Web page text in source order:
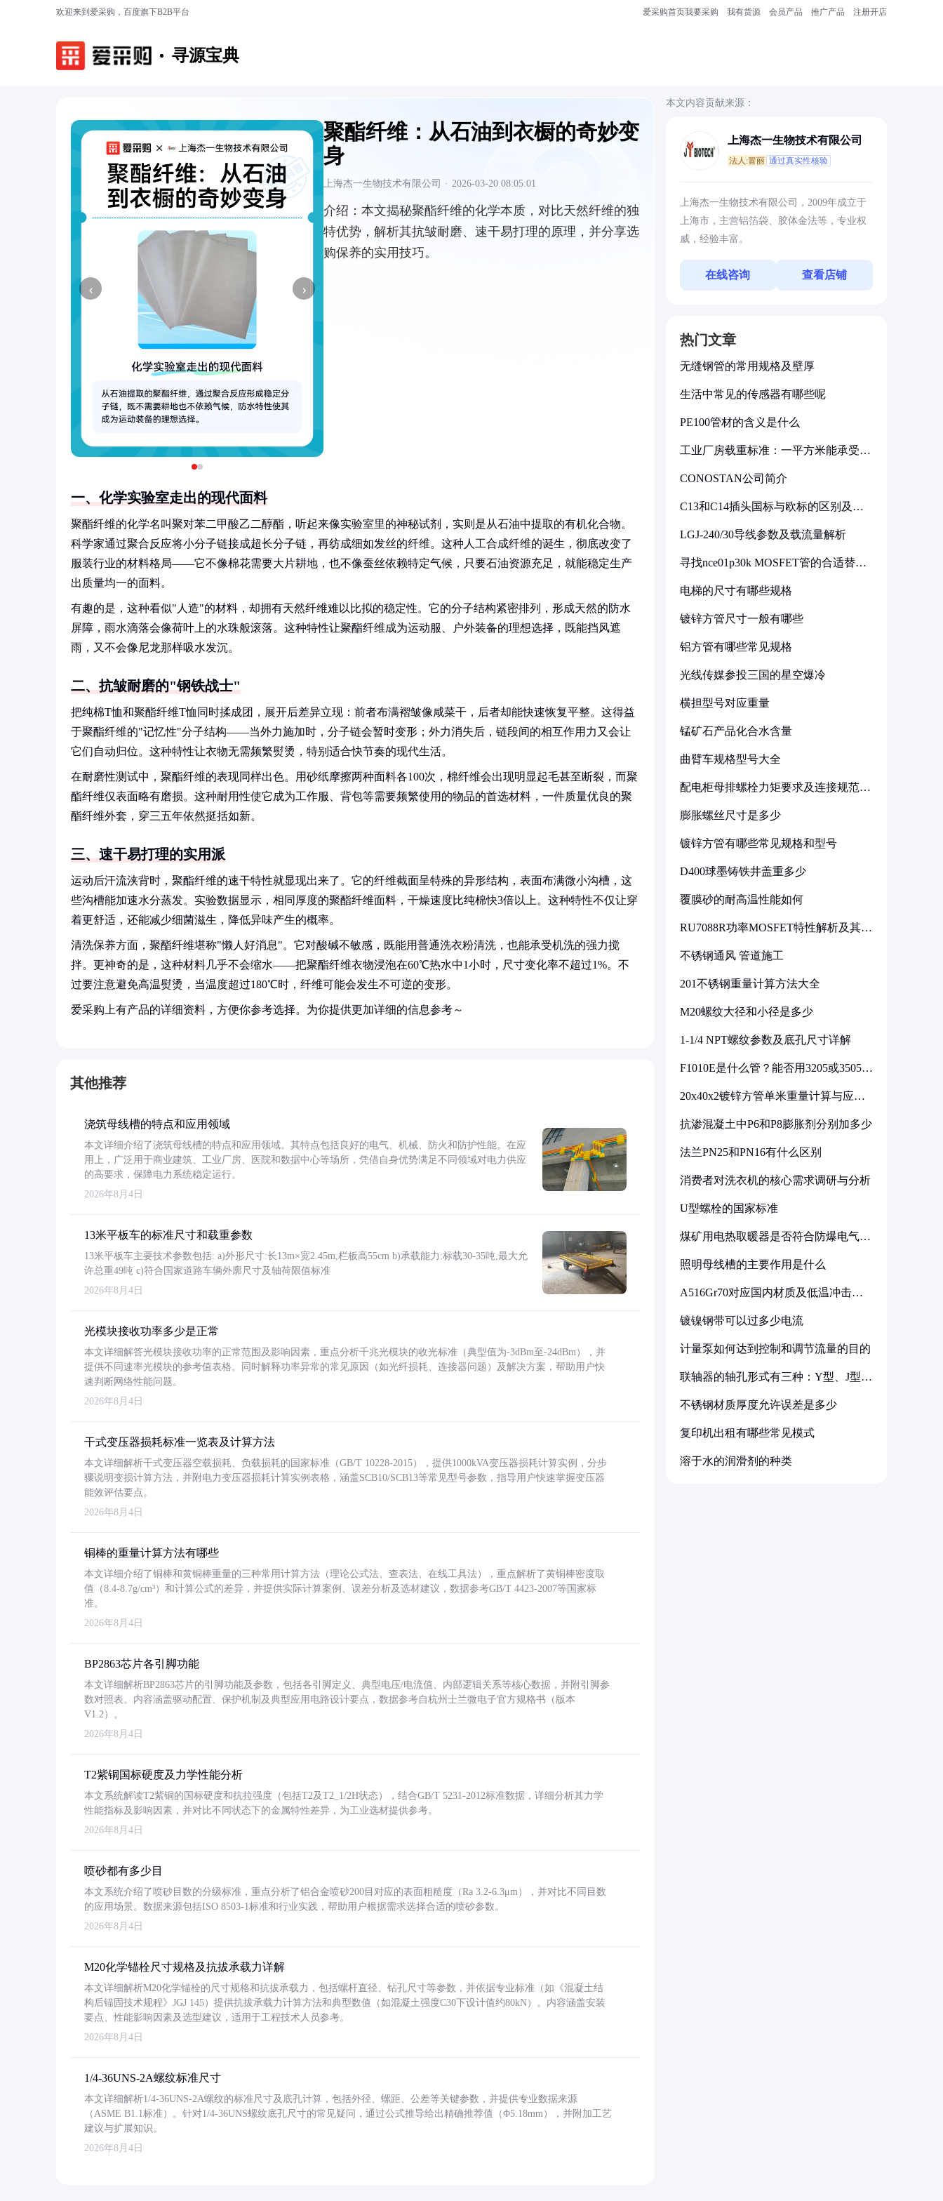
欢迎来到爱采购，百度旗下B2B平台 爱采购首页我要采购 我有货源 会员产品 推广产品 注册开店
寻源宝典
‹ ›
聚酯纤维：从石油到衣橱的奇妙变
身
上海杰一生物技术有限公司 · 2026-03-20 08:05:01
介绍： 本文揭秘聚酯纤维的化学本质，对比天然纤维的独
特优势，解析其抗皱耐磨、速干易打理的原理，并分享选
购保养的实用技巧。
一、化学实验室走出的现代面料
聚酯纤维的化学名叫聚对苯二甲酸乙二醇酯，听起来像实验室里的神秘试剂，实则是从石油中提取的有机化合物。
科学家通过聚合反应将小分子链接成超长分子链，再纺成细如发丝的纤维。这种人工合成纤维的诞生，彻底改变了
服装行业的材料格局——它不像棉花需要大片耕地，也不像蚕丝依赖特定气候，只要石油资源充足，就能稳定生产
出质量均一的面料。
有趣的是，这种看似"人造"的材料，却拥有天然纤维难以比拟的稳定性。它的分子结构紧密排列，形成天然的防水
屏障，雨水滴落会像荷叶上的水珠般滚落。这种特性让聚酯纤维成为运动服、户外装备的理想选择，既能挡风遮
雨，又不会像尼龙那样吸水发沉。
二、抗皱耐磨的"钢铁战士"
把纯棉T恤和聚酯纤维T恤同时揉成团，展开后差异立现：前者布满褶皱像咸菜干，后者却能快速恢复平整。这得益
于聚酯纤维的"记忆性"分子结构——当外力施加时，分子链会暂时变形；外力消失后，链段间的相互作用力又会让
它们自动归位。这种特性让衣物无需频繁熨烫，特别适合快节奏的现代生活。
在耐磨性测试中，聚酯纤维的表现同样出色。用砂纸摩擦两种面料各100次，棉纤维会出现明显起毛甚至断裂，而聚
酯纤维仅表面略有磨损。这种耐用性使它成为工作服、背包等需要频繁使用的物品的首选材料，一件质量优良的聚
酯纤维外套，穿三五年依然挺括如新。
三、速干易打理的实用派
运动后汗流浃背时，聚酯纤维的速干特性就显现出来了。它的纤维截面呈特殊的异形结构，表面布满微小沟槽，这
些沟槽能加速水分蒸发。实验数据显示，相同厚度的聚酯纤维面料，干燥速度比纯棉快3倍以上。这种特性不仅让穿
着更舒适，还能减少细菌滋生，降低异味产生的概率。
清洗保养方面，聚酯纤维堪称"懒人好消息"。它对酸碱不敏感，既能用普通洗衣粉清洗，也能承受机洗的强力搅
拌。更神奇的是，这种材料几乎不会缩水——把聚酯纤维衣物浸泡在60℃热水中1小时，尺寸变化率不超过1%。不
过要注意避免高温熨烫，当温度超过180℃时，纤维可能会发生不可逆的变形。
爱采购上有产品的详细资料，方便你参考选择。为你提供更加详细的信息参考～
其他推荐
浇筑母线槽的特点和应用领域
本文详细介绍了浇筑母线槽的特点和应用领域。其特点包括良好的电气、机械、防火和防护性能。在应
用上，广泛用于商业建筑、工业厂房、医院和数据中心等场所，凭借自身优势满足不同领域对电力供应
的高要求，保障电力系统稳定运行。
2026年8月4日
13米平板车的标准尺寸和载重参数
13米平板车主要技术参数包括: a)外形尺寸:长13m×宽2.45m,栏板高55cm b)承载能力:标载30-35吨,最大允
许总重49吨 c)符合国家道路车辆外廓尺寸及轴荷限值标准
2026年8月4日
光模块接收功率多少是正常
本文详细解答光模块接收功率的正常范围及影响因素，重点分析千兆光模块的收光标准（典型值为-3dBm至-24dBm），并
提供不同速率光模块的参考值表格。同时解释功率异常的常见原因（如光纤损耗、连接器问题）及解决方案，帮助用户快
速判断网络性能问题。
2026年8月4日
干式变压器损耗标准一览表及计算方法
本文详细解析干式变压器空载损耗、负载损耗的国家标准（GB/T 10228-2015），提供1000kVA变压器损耗计算实例，分步
骤说明变损计算方法，并附电力变压器损耗计算实例表格，涵盖SCB10/SCB13等常见型号参数，指导用户快速掌握变压器
能效评估要点。
2026年8月4日
铜棒的重量计算方法有哪些
本文详细介绍了铜棒和黄铜棒重量的三种常用计算方法（理论公式法、查表法、在线工具法），重点解析了黄铜棒密度取
值（8.4-8.7g/cm³）和计算公式的差异，并提供实际计算案例、误差分析及选材建议，数据参考GB/T 4423-2007等国家标
准。
2026年8月4日
BP2863芯片各引脚功能
本文详细解析BP2863芯片的引脚功能及参数，包括各引脚定义、典型电压/电流值、内部逻辑关系等核心数据，并附引脚参
数对照表。内容涵盖驱动配置、保护机制及典型应用电路设计要点，数据参考自杭州士兰微电子官方规格书（版本
V1.2）。
2026年8月4日
T2紫铜国标硬度及力学性能分析
本文系统解读T2紫铜的国标硬度和抗拉强度（包括T2及T2_1/2H状态），结合GB/T 5231-2012标准数据，详细分析其力学
性能指标及影响因素，并对比不同状态下的金属特性差异，为工业选材提供参考。
2026年8月4日
喷砂都有多少目
本文系统介绍了喷砂目数的分级标准，重点分析了铝合金喷砂200目对应的表面粗糙度（Ra 3.2-6.3μm），并对比不同目数
的应用场景。数据来源包括ISO 8503-1标准和行业实践，帮助用户根据需求选择合适的喷砂参数。
2026年8月4日
M20化学锚栓尺寸规格及抗拔承载力详解
本文详细解析M20化学锚栓的尺寸规格和抗拔承载力，包括螺杆直径、钻孔尺寸等参数，并依据专业标准（如《混凝土结
构后锚固技术规程》JGJ 145）提供抗拔承载力计算方法和典型数值（如混凝土强度C30下设计值约80kN）。内容涵盖安装
要点、性能影响因素及选型建议，适用于工程技术人员参考。
2026年8月4日
1/4-36UNS-2A螺纹标准尺寸
本文详细解析1/4-36UNS-2A螺纹的标准尺寸及底孔计算，包括外径、螺距、公差等关键参数，并提供专业数据来源
（ASME B1.1标准）。针对1/4-36UNS螺纹底孔尺寸的常见疑问，通过公式推导给出精确推荐值（Φ5.18mm），并附加工艺
建议与扩展知识。
2026年8月4日
本文内容贡献来源：
上海杰一生物技术有限公司
法人:冒丽 通过真实性核验
上海杰一生物技术有限公司，2009年成立于
上海市，主营铝箔袋、胶体金法等，专业权
威，经验丰富。
在线咨询 查看店铺
热门文章
无缝钢管的常用规格及壁厚
生活中常见的传感器有哪些呢
PE100管材的含义是什么
工业厂房载重标准：一平方米能承受多
CONOSTAN公司简介
C13和C14插头国标与欧标的区别及其
LGJ-240/30导线参数及载流量解析
寻找nce01p30k MOSFET管的合适替代
电梯的尺寸有哪些规格
镀锌方管尺寸一般有哪些
铝方管有哪些常见规格
光线传媒参投三国的星空爆冷
横担型号对应重量
锰矿石产品化合水含量
曲臂车规格型号大全
配电柜母排螺栓力矩要求及连接规范详
膨胀螺丝尺寸是多少
镀锌方管有哪些常见规格和型号
D400球墨铸铁井盖重多少
覆膜砂的耐高温性能如何
RU7088R功率MOSFET特性解析及其在
不锈钢通风 管道施工
201不锈钢重量计算方法大全
M20螺纹大径和小径是多少
1-1/4 NPT螺纹参数及底孔尺寸详解
F1010E是什么管？能否用3205或3505代
20x40x2镀锌方管单米重量计算与应用
抗渗混凝土中P6和P8膨胀剂分别加多少
法兰PN25和PN16有什么区别
消费者对洗衣机的核心需求调研与分析
U型螺栓的国家标准
煤矿用电热取暖器是否符合防爆电气设
照明母线槽的主要作用是什么
A516Gr70对应国内材质及低温冲击要
镀镍钢带可以过多少电流
计量泵如何达到控制和调节流量的目的
联轴器的轴孔形式有三种：Y型、J型、
不锈钢材质厚度允许误差是多少
复印机出租有哪些常见模式
溶于水的润滑剂的种类